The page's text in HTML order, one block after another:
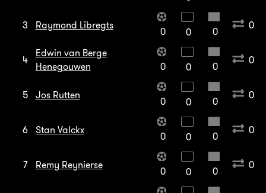
3 Raymond Libregts
0 0 0
0
4
Edwin van Berge
Henegouwen
0 0 0
0
5 Jos Rutten
0 0 0
0
6 Stan Valckx
0 0 0
0
7 Remy Reynierse
0 0 0
0